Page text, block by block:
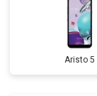
Aristo 5